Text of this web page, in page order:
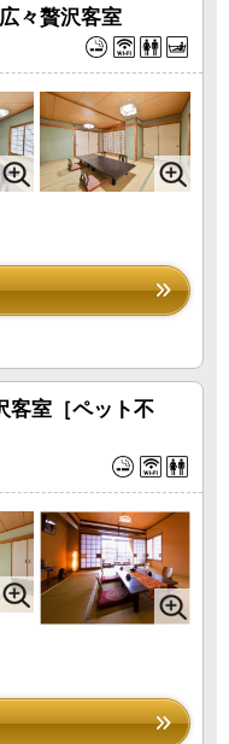
々贅沢客室
客室［ペット不